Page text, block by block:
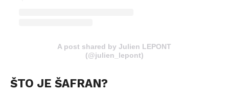
A post shared by Julien LEPONT
(@julien_lepont)
ŠTO JE ŠAFRAN?